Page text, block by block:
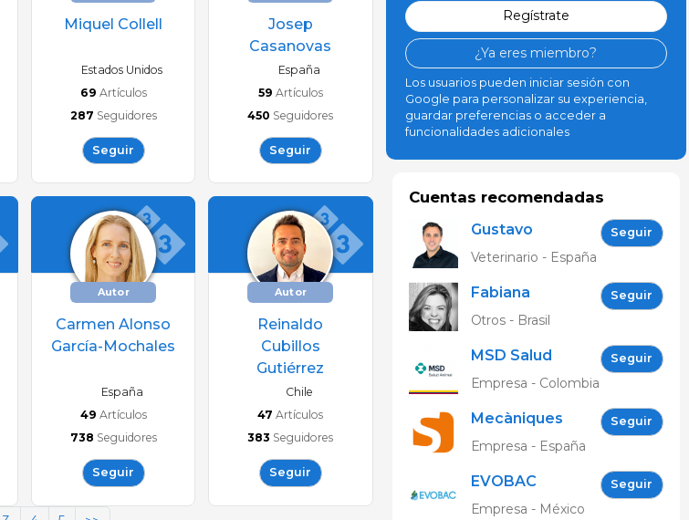
Miquel Collell
Estados Unidos
69 Artículos
287 Seguidores
Seguir
Josep
Casanovas
España
59 Artículos
450 Seguidores
Seguir
Autor
Carmen Alonso
García-Mochales
España
49 Artículos
738 Seguidores
Seguir
Autor
Reinaldo
Cubillos
Gutiérrez
Chile
47 Artículos
383 Seguidores
Seguir
Regístrate
¿Ya eres miembro?
Los usuarios pueden iniciar sesión con
Google para personalizar su experiencia,
guardar preferencias o acceder a
funcionalidades adicionales
Cuentas recomendadas
Gustavo
Cordero
Seguir
Veterinario - España
Fabiana
Freitas
Seguir
Otros - Brasil
MSD Salud
Animal
Seguir
Empresa - Colombia
Mecàniques
Segalés
Seguir
Empresa - España
EVOBAC Seguir
Empresa - México